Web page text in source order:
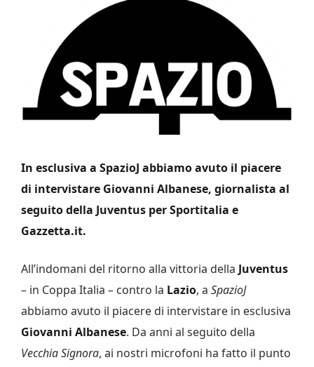
In esclusiva a SpazioJ abbiamo avuto il piacere
di intervistare Giovanni Albanese, giornalista al
seguito della Juventus per Sportitalia e
Gazzetta.it.
All’indomani del ritorno alla vittoria della Juventus
– in Coppa Italia – contro la Lazio, a SpazioJ
abbiamo avuto il piacere di intervistare in esclusiva
Giovanni Albanese. Da anni al seguito della
Vecchia Signora, ai nostri microfoni ha fatto il punto